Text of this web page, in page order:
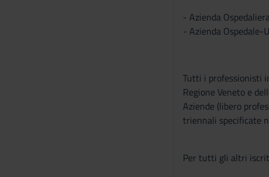
- Azienda
- Azienda Ospedale-
Tutti i professionisti
Regione Veneto e
Aziende (libero
triennali specificate
Per tutti gli altri